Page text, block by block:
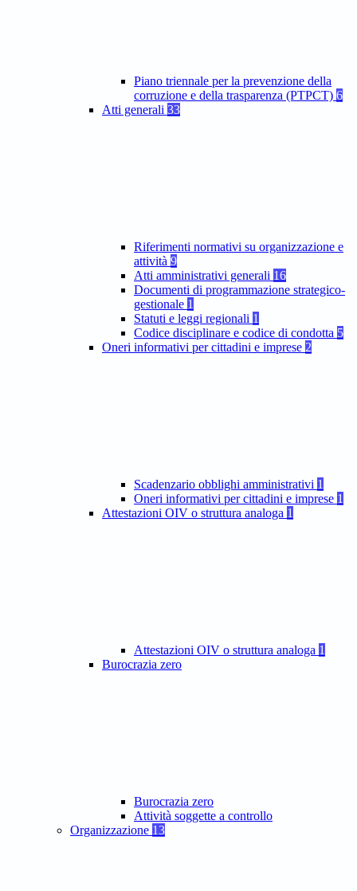
Piano triennale per la prevenzione della
corruzione e della trasparenza (PTPCT) 6
Atti generali 33
Riferimenti normativi su organizzazione e
attività 9
Atti amministrativi generali 16
Documenti di programmazione strategico-
gestionale 1
Statuti e leggi regionali 1
Codice disciplinare e codice di condotta 5
Oneri informativi per cittadini e imprese 2
Scadenzario obblighi amministrativi 1
Oneri informativi per cittadini e imprese 1
Attestazioni OIV o struttura analoga 1
Attestazioni OIV o struttura analoga 1
Burocrazia zero
Burocrazia zero
Attività soggette a controllo
Organizzazione 13